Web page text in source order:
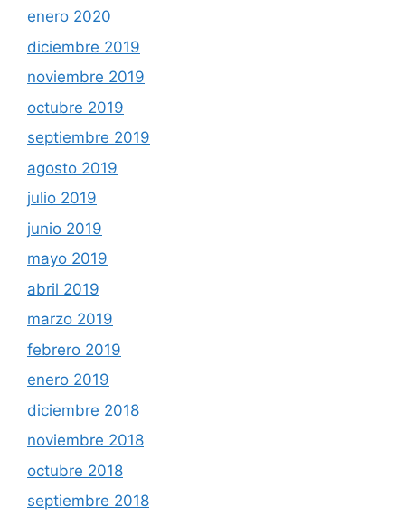
enero 2020
diciembre 2019
noviembre 2019
octubre 2019
septiembre 2019
agosto 2019
julio 2019
junio 2019
mayo 2019
abril 2019
marzo 2019
febrero 2019
enero 2019
diciembre 2018
noviembre 2018
octubre 2018
septiembre 2018